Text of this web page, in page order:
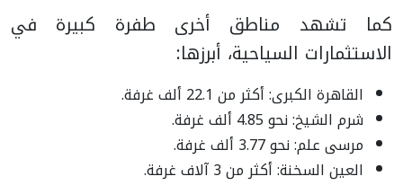
كما تشهد مناطق أخرى طفرة كبيرة في
الاستثمارات السياحية، أبرزها:
القاهرة الكبرى: أكثر من 22.1 ألف غرفة.
شرم الشيخ: نحو 4.85 ألف غرفة.
مرسى علم: نحو 3.77 ألف غرفة.
العين السخنة: أكثر من 3 آلاف غرفة.